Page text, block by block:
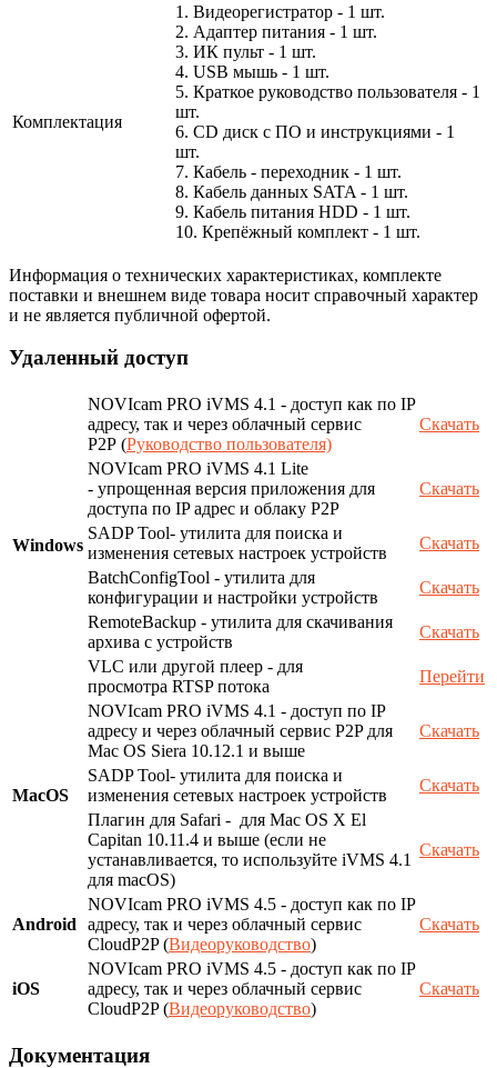
Комплектация
1. Видеорегистратор - 1 шт.
2. Адаптер питания - 1 шт.
3. ИК пульт - 1 шт.
4. USB мышь - 1 шт.
5. Краткое руководство пользователя - 1
шт.
6. CD диск с ПО и инструкциями - 1
шт.
7. Кабель - переходник - 1 шт.
8. Кабель данных SATA - 1 шт.
9. Кабель питания HDD - 1 шт.
10. Крепёжный комплект - 1 шт.
Информация о технических характеристиках, комплекте
поставки и внешнем виде товара носит справочный характер
и не является публичной офертой.
Удаленный доступ
Windows
NOVIcam PRO iVMS 4.1 - доступ как по IP
адресу, так и через облачный сервис
P2P (Руководство пользователя)
Скачать
NOVIcam PRO iVMS 4.1 Lite
- упрощенная версия приложения для
доступа по IP адрес и облаку P2P
Скачать
SADP Tool- утилита для поиска и
изменения сетевых настроек устройств
Скачать
BatchConfigTool - утилита для
конфигурации и настройки устройств
Скачать
RemoteBackup - утилита для скачивания
архива с устройств
Скачать
VLC или другой плеер - для
просмотра RTSP потока
Перейти
MacOS
NOVIcam PRO iVMS 4.1 - доступ по IP
адресу и через облачный сервис P2P для
Mac OS Siera 10.12.1 и выше
Скачать
SADP Tool- утилита для поиска и
изменения сетевых настроек устройств
Скачать
Плагин для Safari - для Mac OS X El
Capitan 10.11.4 и выше (если не
устанавливается, то используйте iVMS 4.1
для macOS)
Скачать
Android
NOVIcam PRO iVMS 4.5 - доступ как по IP
адресу, так и через облачный сервис
CloudP2P (Видеоруководство)
Скачать
iOS
NOVIcam PRO iVMS 4.5 - доступ как по IP
адресу, так и через облачный сервис
CloudP2P (Видеоруководство)
Скачать
Документация